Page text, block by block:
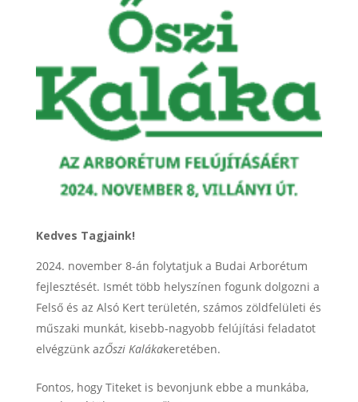
Kedves Tagjaink!
november 8-án folytatjuk a Budai Arborétum
fejlesztését. Ismét több helyszínen fogunk dolgozni a
Felső és az Alsó Kert területén, számos zöldfelületi és
műszaki munkát, kisebb-nagyobb felújítási feladatot
elvégzünk azŐszi Kalákakeretében.
Fontos, hogy Titeket is bevonjunk ebbe a munkába,